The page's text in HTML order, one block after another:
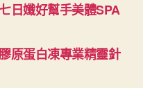
日孅好幫手美體SPA
原蛋白凍專業精靈針